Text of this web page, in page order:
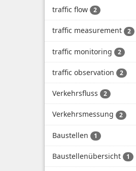
traffic flow 2
traffic measurement 2
traffic monitoring 2
traffic observation 2
Verkehrsfluss 2
Verkehrsmessung 2
Baustellen 1
Baustellenübersicht 1